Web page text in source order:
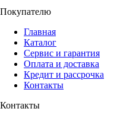
Покупателю
Главная
Каталог
Сервис и гарантия
Оплата и доставка
Кредит и рассрочка
Контакты
Контакты